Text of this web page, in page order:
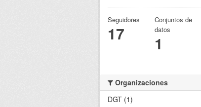
Seguidores
17
Conjuntos de
datos
1
Organizaciones
DGT (1)